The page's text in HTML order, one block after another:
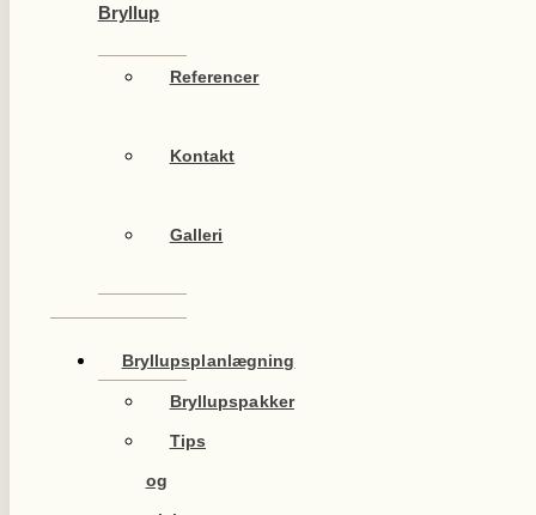
Bryllup
Referencer
Kontakt
Galleri
Bryllupsplanlægning
Bryllupspakker
Tips
og